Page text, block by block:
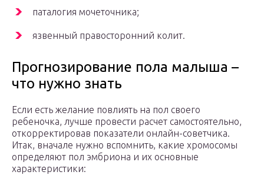
паталогия мочеточника;
язвенный правосторонний колит.
Прогнозирование пола малыша –
что нужно знать
Если есть желание повлиять на пол своего
ребеночка, лучше провести расчет самостоятельно,
откорректировав показатели онлайн-советчика.
Итак, вначале нужно вспомнить, какие хромосомы
определяют пол эмбриона и их основные
характеристики: